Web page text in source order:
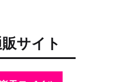
サイト